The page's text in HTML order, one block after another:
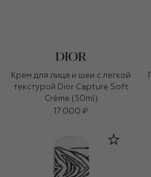
Крем для лица и шеи с легкой
текстурой Dior Capture Soft
Crème (50ml)
17 000 ₽